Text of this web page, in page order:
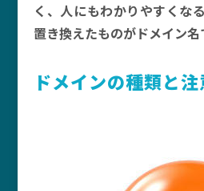
く、人にもわかりやすくな
置き換えたものがドメイン名
ドメインの種類と注